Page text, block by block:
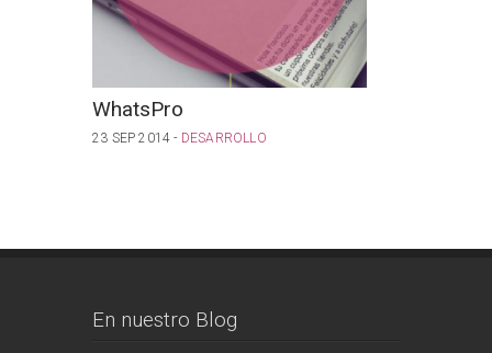
WhatsPro
23 SEP 2014 - DESARROLLO
En nuestro Blog